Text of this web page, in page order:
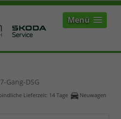
Menü
Gang-DSG
Lieferzeit: 14 Tage
Neuwagen